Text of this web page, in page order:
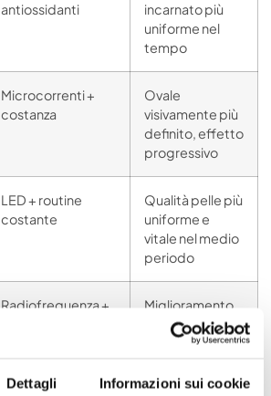
Dettagli Informazioni sui cookie
antiossidanti
incarnato più
uniforme nel
tempo
Microcorrenti +
costanza
Ovale
visivamente più
definito, effetto
progressivo
LED + routine
costante
Qualità pelle più
uniforme e
vitale nel medio
periodo
Radiofrequenza +
Miglioramento
graduale del
sostegno